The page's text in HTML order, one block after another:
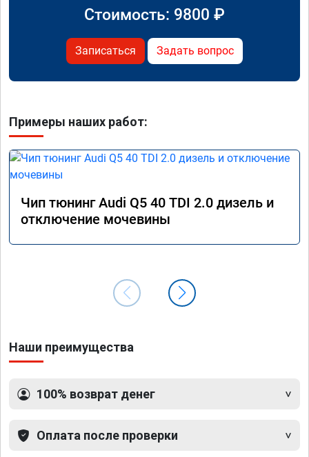
Стоимость: 9800 ₽
Записаться Задать вопрос
Примеры наших работ:
Чип тюнинг Audi Q5 40 TDI 2.0 дизель и
отключение мочевины
Наши преимущества
100% возврат денег
Оплата после проверки